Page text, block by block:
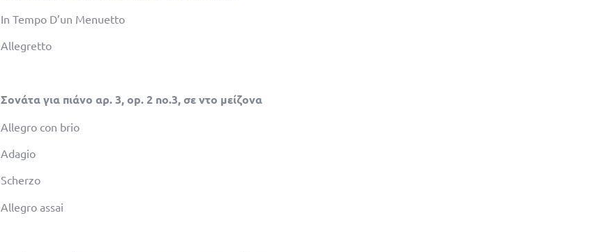
In Tempo D’un Menuetto
Allegretto
Σονάτα για πιάνο αρ. 3,op. 2 no.3, σε ντο μείζονα
Allegro con brio
Adagio
Scherzo
Allegro assai